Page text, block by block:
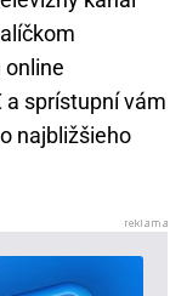
online
sprístupní vám
najbližšieho